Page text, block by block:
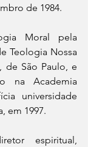
de 1984.
Moral pela
Teologia Nossa
de São Paulo, e
na Academia
universidade
em 1997.
espiritual,